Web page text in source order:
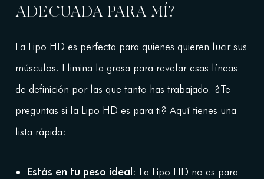
ADECUADA PARA MÍ?
La Lipo HD es perfecta para quienes quieren lucir sus
músculos. Elimina la grasa para revelar esas líneas
de definición por las que tanto has trabajado. ¿Te
preguntas si la Lipo HD es para ti? Aquí tienes una
lista rápida:
Estás en tu peso ideal: La Lipo HD no es para